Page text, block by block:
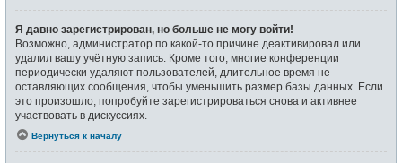
Я давно зарегистрирован, но больше не могу войти!
Возможно, администратор по какой-то причине деактивировал или
удалил вашу учётную запись. Кроме того, многие конференции
периодически удаляют пользователей, длительное время не
оставляющих сообщения, чтобы уменьшить размер базы данных. Если
это произошло, попробуйте зарегистрироваться снова и активнее
участвовать в дискуссиях.
Вернуться к началу